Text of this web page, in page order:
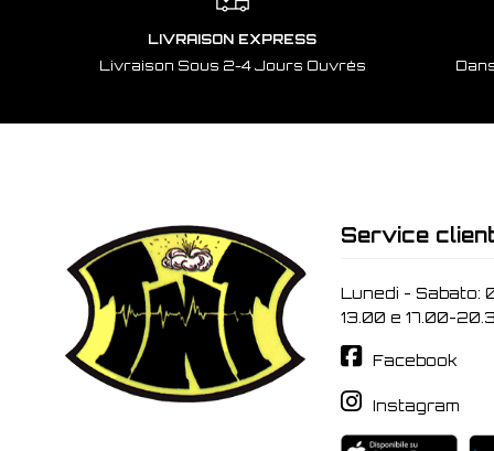
LIVRAISON EXPRESS
Livraison Sous 2-4 Jours Ouvrés
Service
Lunedi - Sabato:
13.00 e 17.00-
Facebook
Instagram